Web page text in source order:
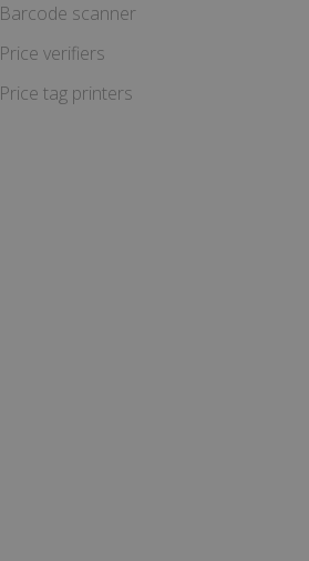
Barcode scanner
Price verifiers
Price tag printers